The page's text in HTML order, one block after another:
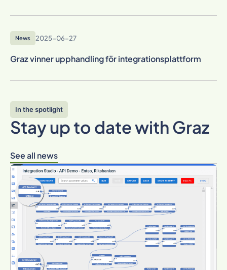
News 2025-06-27
Graz vinner upphandling för integrationsplattform
In the spotlight
Stay up to date with Graz
See all news